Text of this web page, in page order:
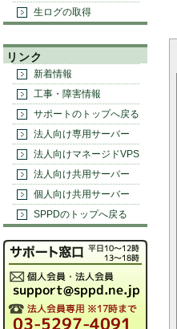
生ログの取得
リンク
新着情報
工事・障害情報
サポートのトップへ戻る
法人向け専用サーバー
法人向けマネージドVPS
法人向け共用サーバー
個人向け共用サーバー
SPPDのトップへ戻る